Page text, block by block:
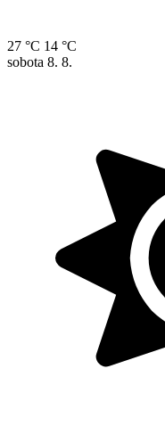
27 °C 14 °C
sobota 8. 8.